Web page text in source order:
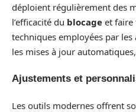
déploient régulièrement des
l’efficacité du blocage et faire
techniques employées par
les mises à jour
Ajustements et
Les outils modernes offrent